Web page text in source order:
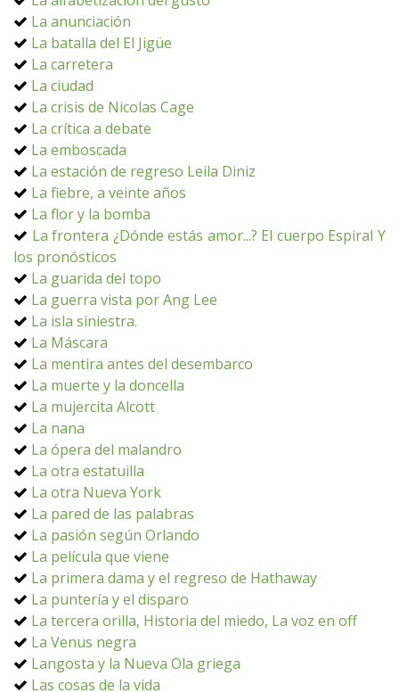
La anunciación
La batalla del El Jigüe
La carretera
La ciudad
La crisis de Nicolas Cage
La crítica a debate
La emboscada
La estación de regreso Leila Diniz
La fiebre, a veinte años
La flor y la bomba
La frontera ¿Dónde estás amor...? El cuerpo Espiral Y
los pronósticos
La guarida del topo
La guerra vista por Ang Lee
La isla siniestra.
La Máscara
La mentira antes del desembarco
La muerte y la doncella
La mujercita Alcott
La nana
La ópera del malandro
La otra estatuilla
La otra Nueva York
La pared de las palabras
La pasión según Orlando
La película que viene
La primera dama y el regreso de Hathaway
La puntería y el disparo
La tercera orilla, Historia del miedo, La voz en off
La Venus negra
Langosta y la Nueva Ola griega
Las cosas de la vida